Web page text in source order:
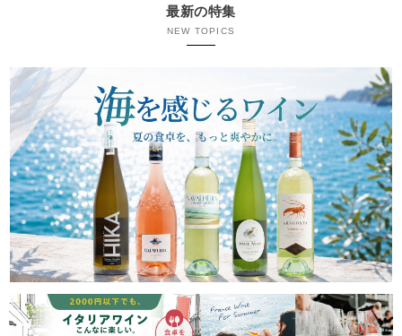
最新の特集
NEW TOPICS